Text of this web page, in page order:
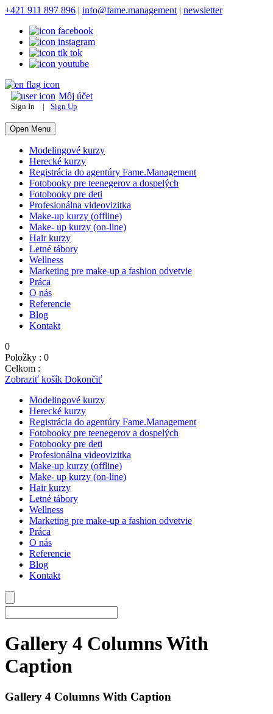
+421 911 897 896 | info@fame.management | newsletter
Môj účet
Sign In | Sign Up
Open Menu
Modelingové kurzy
Herecké kurzy
Registrácia do agentúry Fame.Management
Fotobooky pre teenegerov a dospelých
Fotobooky pre deti
Profesionálna videovizitka
Make-up kurzy (offline)
Make- up kurzy (on-line)
Hair kurzy
Letné tábory
Wellness
Marketing pre make-up a fashion odvetvie
Práca
O nás
Referencie
Blog
Kontakt
0
Položky : 0
Celkom :
Zobraziť košík Dokončiť
Modelingové kurzy
Herecké kurzy
Registrácia do agentúry Fame.Management
Fotobooky pre teenegerov a dospelých
Fotobooky pre deti
Profesionálna videovizitka
Make-up kurzy (offline)
Make- up kurzy (on-line)
Hair kurzy
Letné tábory
Wellness
Marketing pre make-up a fashion odvetvie
Práca
O nás
Referencie
Blog
Kontakt
Gallery 4 Columns With
Caption
Gallery 4 Columns With Caption